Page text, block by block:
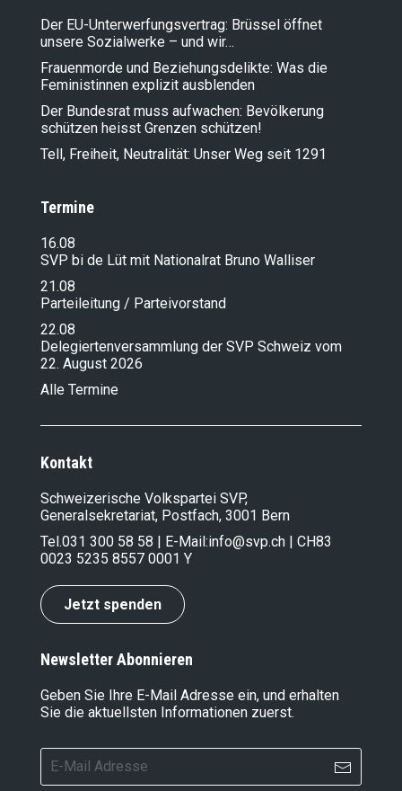
Der EU-Unterwerfungsvertrag: Brüssel öffnet
unsere Sozialwerke – und wir…
Frauenmorde und Beziehungsdelikte: Was die
Feministinnen explizit ausblenden
Der Bundesrat muss aufwachen: Bevölkerung
schützen heisst Grenzen schützen!
Tell, Freiheit, Neutralität: Unser Weg seit 1291
Termine
16.08
SVP bi de Lüt mit Nationalrat Bruno Walliser
21.08
Parteileitung / Parteivorstand
22.08
Delegiertenversammlung der SVP Schweiz vom
22. August 2026
Alle Termine
Kontakt
Schweizerische Volkspartei SVP,
Generalsekretariat, Postfach, 3001 Bern
Tel.031 300 58 58 | E-Mail:info@svp.ch | CH83
0023 5235 8557 0001 Y
Jetzt spenden
Newsletter Abonnieren
Geben Sie Ihre E-Mail Adresse ein, und erhalten
Sie die aktuellsten Informationen zuerst.